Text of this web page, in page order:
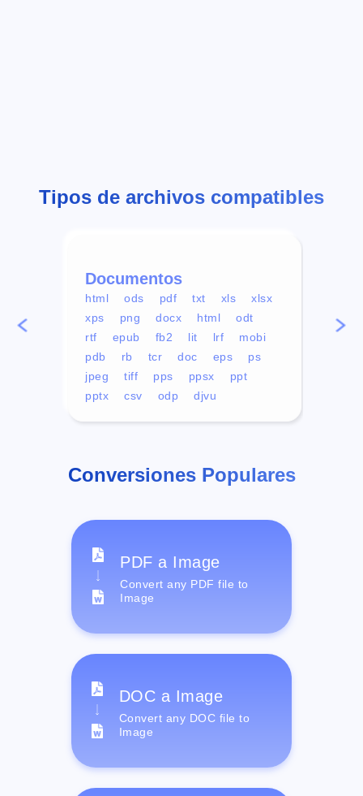
Tipos de archivos compatibles
Documentos
html ods pdf txt xls
xlsx
xps
png docx html
odt
rtf
epub fb2 lit lrf
mobi
pdb
rb tcr doc eps
ps
jpeg
tiff pps ppsx
ppt
pptx
csv odp djvu
mp4
Conversiones Populares
PDF a Image
Convert any PDF file to
Image
DOC a Image
Convert any DOC file to
Image